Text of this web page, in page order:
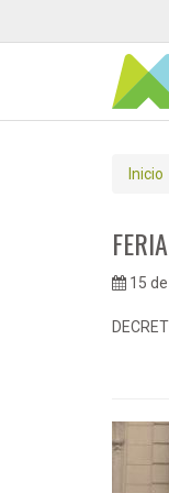
Inicio
15